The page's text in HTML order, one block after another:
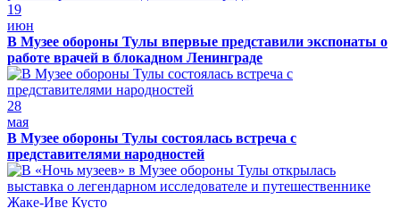
19
июн
В Музее обороны Тулы впервые представили экспонаты о
работе врачей в блокадном Ленинграде
28
мая
В Музее обороны Тулы состоялась встреча с
представителями народностей